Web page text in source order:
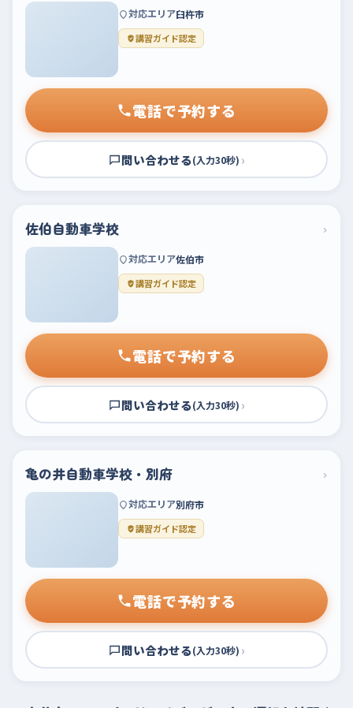
対応エリア臼杵市
講習ガイド認定
電話で予約する
問い合わせる(入力30秒) ›
佐伯自動車学校 ›
対応エリア佐伯市
講習ガイド認定
電話で予約する
問い合わせる(入力30秒) ›
亀の井自動車学校・別府 ›
対応エリア別府市
講習ガイド認定
電話で予約する
問い合わせる(入力30秒) ›